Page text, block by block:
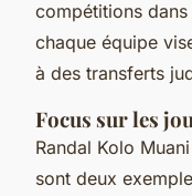
compétitions
chaque équipe
à des transferts
Focus sur les
Randal Kolo
sont deux